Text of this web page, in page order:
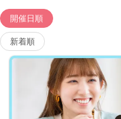
開催日順
新着順